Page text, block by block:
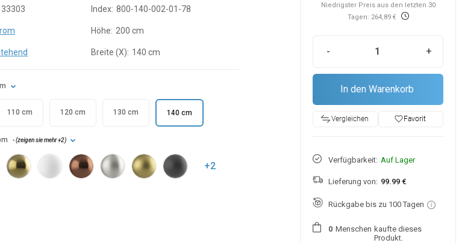
Index: 800-140-002-01-78
Höhe: 200 cm
Breite (X): 140 cm
- (zeigen sie mehr+2)
+2
110 cm 120 cm 130 cm 140 cm
Niedrigster Preis aus den letzten 30
Tagen: 264,89 €
- +
In den Warenkorb
Vergleichen favorite_borderFavorit
Verfügbarkeit: Auf Lager
Lieferung von: 99.99 €
Rückgabe bis zu 100 Tagen
0 Menschen kaufte dieses
Produkt.